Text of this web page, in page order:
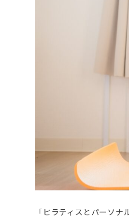
「ピラティスとパーソ